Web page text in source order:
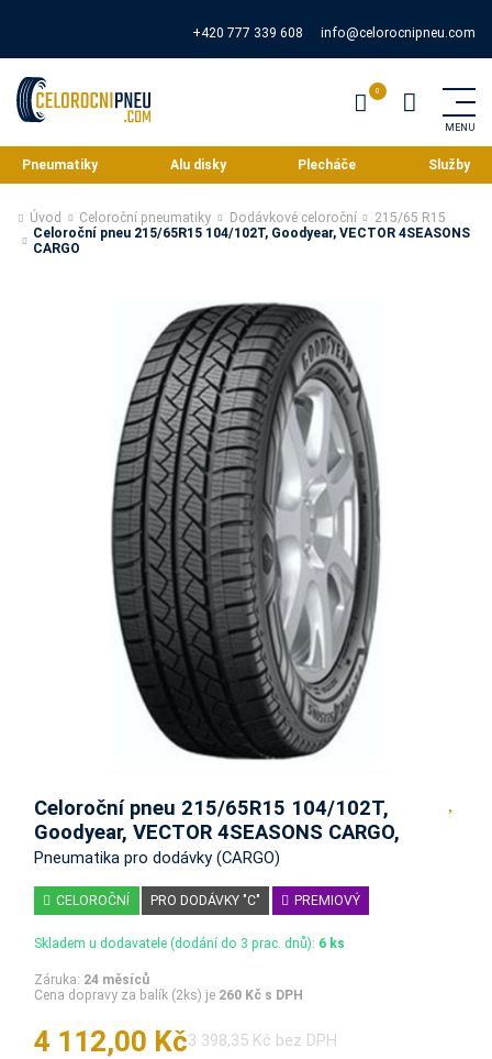
+420 777 339 608 info@celorocnipneu.com
Pneumatiky Alu disky Plecháče Služby
Úvod Celoroční pneumatiky Dodávkové celoroční
215/65 R15
Celoroční pneu 215/65R15 104/102T, Goodyear, VECTOR 4SEASONS
CARGO
Celoroční pneu 215/65R15 104/102T,
Goodyear, VECTOR 4SEASONS CARGO,
Pneumatika pro dodávky (CARGO)
CELOROČNÍ PRO DODÁVKY "C" PREMIOVÝ
Skladem u dodavatele (dodání do 3 prac. dnů): 6 ks
Záruka: 24 měsíců
Cena dopravy za balík (2ks) je 260 Kč s DPH
4 112,00 Kč3 398,35 Kč bez DPH